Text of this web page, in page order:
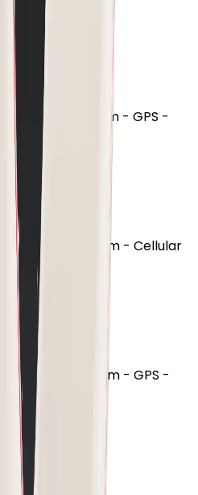
- 45mm - GPS -
- 45mm - Cellular
- 45mm - GPS -